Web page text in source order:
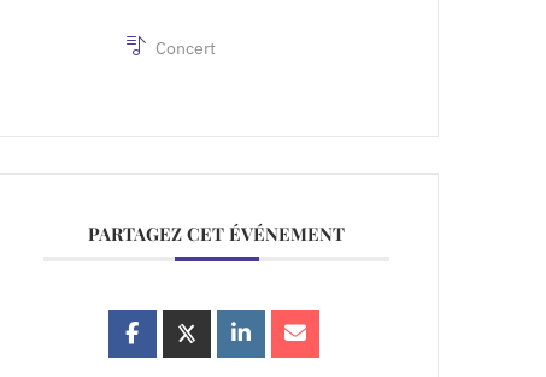
Concert
PARTAGEZ CET ÉVÉNEMENT